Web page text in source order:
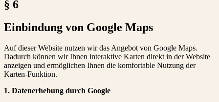
§ 6
Einbindung von Google Maps
Auf dieser Website nutzen wir das Angebot von Google Maps.
Dadurch können wir Ihnen interaktive Karten direkt in der Website
anzeigen und ermöglichen Ihnen die komfortable Nutzung der
Karten-Funktion.
1. Datenerhebung durch Google